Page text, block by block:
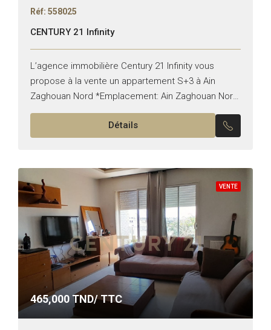
Réf: 558025
CENTURY 21 Infinity
L’agence immobilière Century 21 Infinity vous
propose à la vente un appartement S+3 à Ain
Zaghouan Nord *Emplacement: Ain Zaghouan Nord
*Typologie: S+3 *Superficie: 146M² Il est composé
de: -Un salon, une...Détails
VENTE
465,000 TND/ TTC